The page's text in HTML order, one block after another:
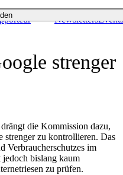
NewslettersEvents
strenger
die Kommission dazu,
strenger zu kontrollieren. Das
Verbraucherschutzes im
bislang kaum
zu prüfen.